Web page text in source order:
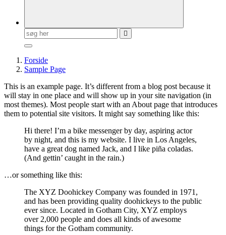
Søg
efter:
Forside
Sample Page
This is an example page. It’s different from a blog post because it
will stay in one place and will show up in your site navigation (in
most themes). Most people start with an About page that introduces
them to potential site visitors. It might say something like this:
Hi there! I’m a bike messenger by day, aspiring actor
by night, and this is my website. I live in Los Angeles,
have a great dog named Jack, and I like piña coladas.
(And gettin’ caught in the rain.)
…or something like this:
The XYZ Doohickey Company was founded in 1971,
and has been providing quality doohickeys to the public
ever since. Located in Gotham City, XYZ employs
over 2,000 people and does all kinds of awesome
things for the Gotham community.